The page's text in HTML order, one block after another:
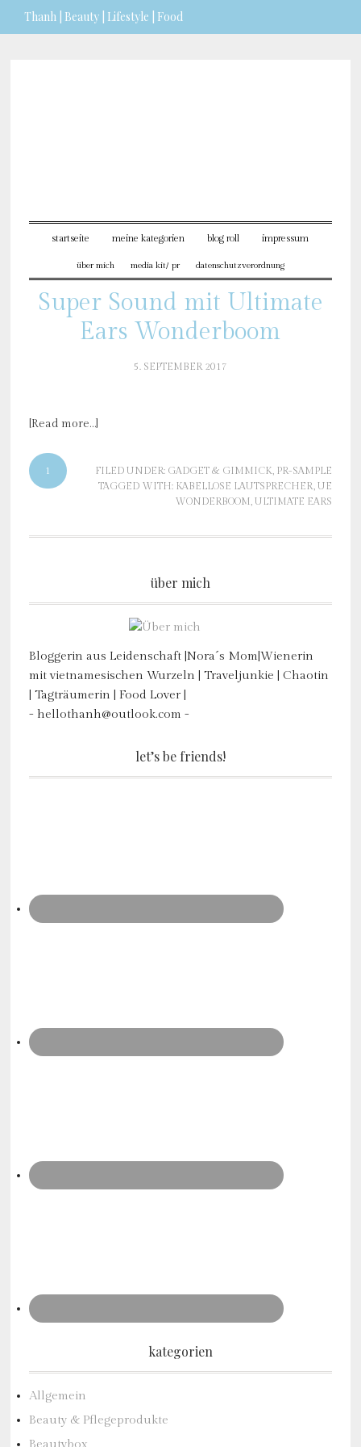
Thanh | Beauty | Lifestyle | Food
startseite meine kategorien blog roll impressum
über mich media kit/ pr datenschutzverordnung
Super Sound mit Ultimate
Ears Wonderboom
5. SEPTEMBER 2017
[Read more…]
1 FILED UNDER: GADGET & GIMMICK, PR-SAMPLE
TAGGED WITH: KABELLOSE LAUTSPRECHER,UE
WONDERBOOM,ULTIMATE EARS
über mich
Bloggerin aus Leidenschaft |Nora´s Mom|Wienerin
mit vietnamesischen Wurzeln | Traveljunkie | Chaotin
| Tagträumerin | Food Lover |
- hellothanh@outlook.com -
let’s be friends!
kategorien
Allgemein
Beauty & Pflegeprodukte
Beautybox